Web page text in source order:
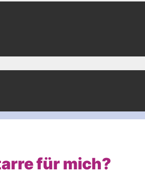
für mich?